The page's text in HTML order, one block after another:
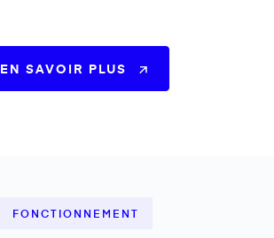
EN SAVOIR PLUS
FONCTIONNEMENT